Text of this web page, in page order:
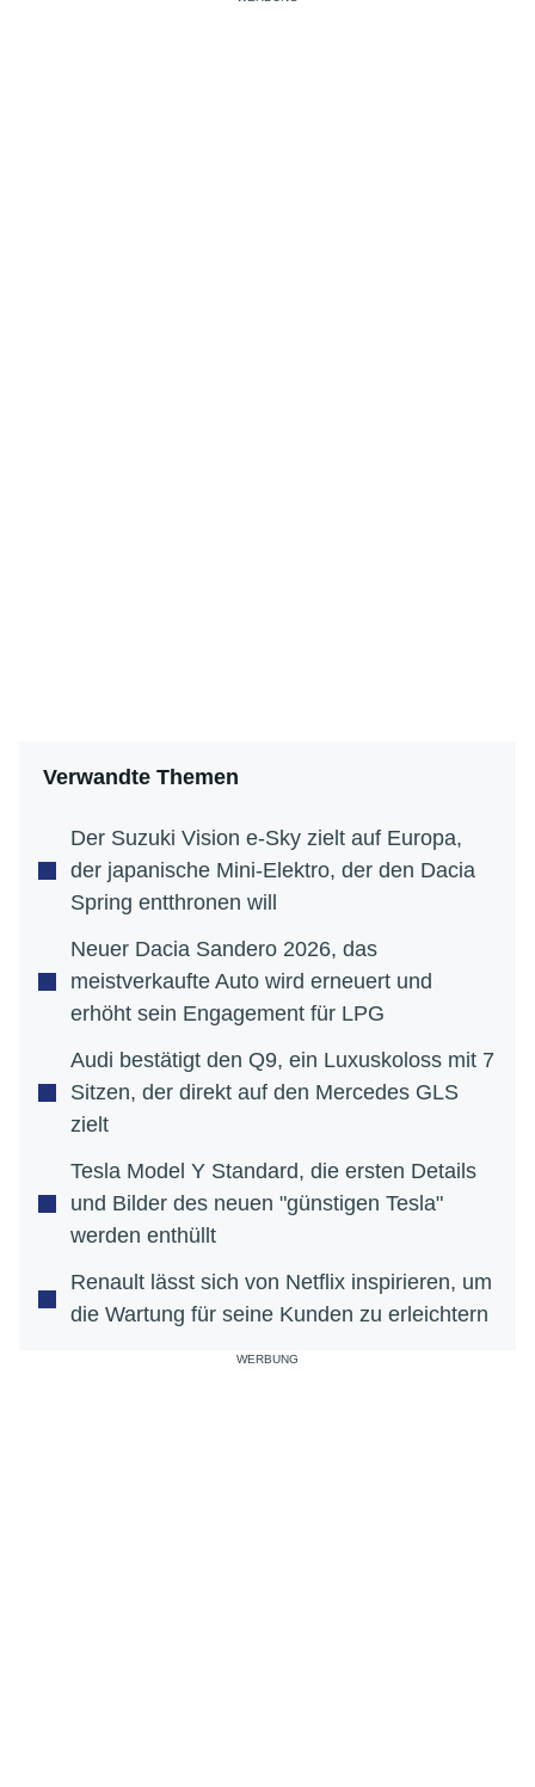
Verwandte Themen
Der Suzuki Vision e-Sky zielt auf Europa,
der japanische Mini-Elektro, der den Dacia
Spring entthronen will
Neuer Dacia Sandero 2026, das
meistverkaufte Auto wird erneuert und
erhöht sein Engagement für LPG
Audi bestätigt den Q9, ein Luxuskoloss mit 7
Sitzen, der direkt auf den Mercedes GLS
zielt
Tesla Model Y Standard, die ersten Details
und Bilder des neuen "günstigen Tesla"
werden enthüllt
Renault lässt sich von Netflix inspirieren, um
die Wartung für seine Kunden zu erleichtern